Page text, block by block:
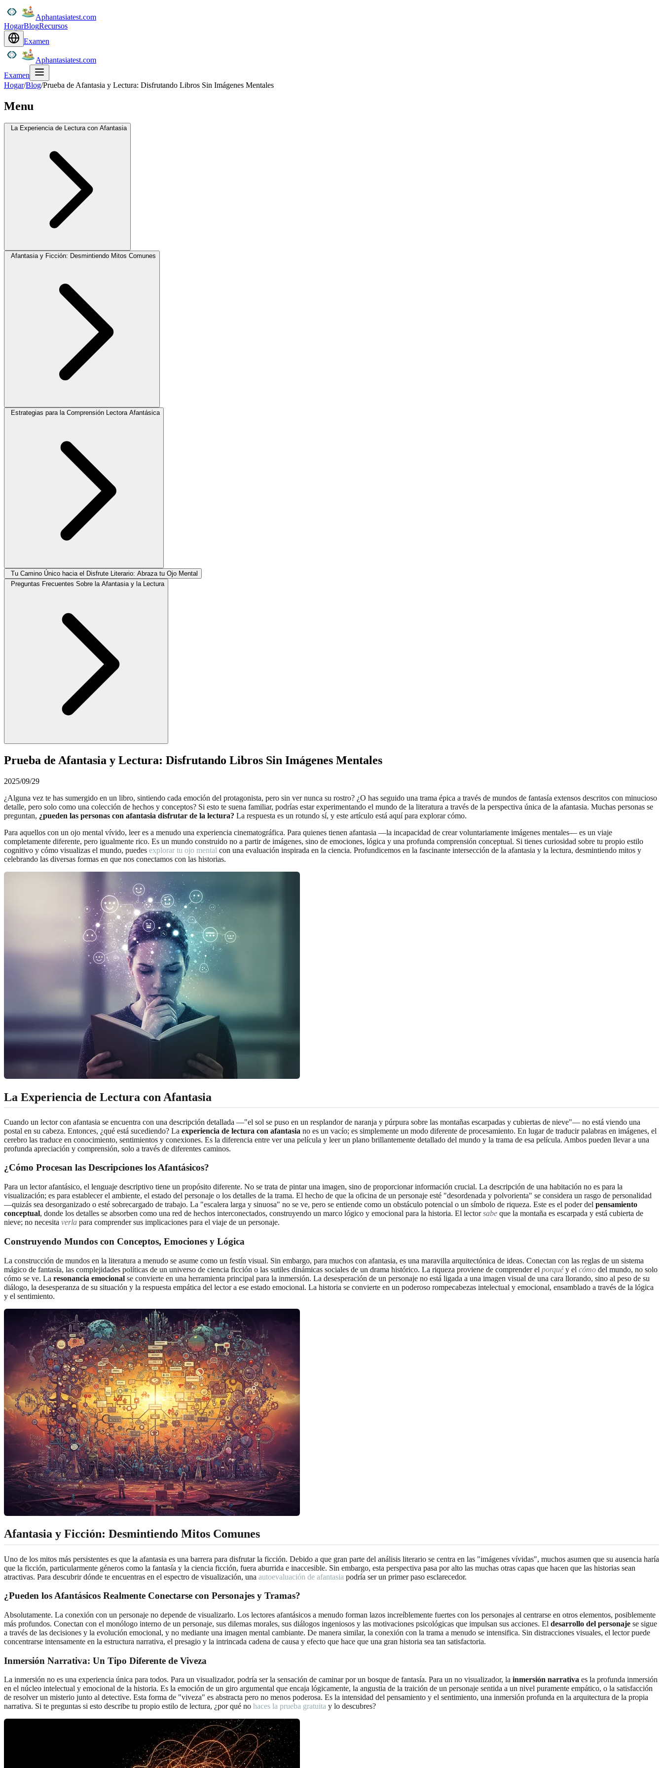
Aphantasiatest.com
HogarBlogRecursos
Examen
Aphantasiatest.com
Examen
Hogar/Blog/Prueba de Afantasia y Lectura: Disfrutando Libros Sin Imágenes Mentales
Menu
La Experiencia de Lectura con Afantasia
Afantasia y Ficción: Desmintiendo Mitos Comunes
Estrategias para la Comprensión Lectora Afantásica
Tu Camino Único hacia el Disfrute Literario: Abraza tu Ojo Mental
Preguntas Frecuentes Sobre la Afantasia y la Lectura
Prueba de Afantasia y Lectura: Disfrutando Libros Sin Imágenes Mentales
2025/09/29
¿Alguna vez te has sumergido en un libro, sintiendo cada emoción del protagonista, pero sin ver nunca su rostro? ¿O has seguido una trama épica a través de mundos de fantasía extensos descritos con minucioso
detalle, pero solo como una colección de hechos y conceptos? Si esto te suena familiar, podrías estar experimentando el mundo de la literatura a través de la perspectiva única de la afantasia. Muchas personas se
preguntan, ¿pueden las personas con afantasia disfrutar de la lectura? La respuesta es un rotundo sí, y este artículo está aquí para explorar cómo.
Para aquellos con un ojo mental vívido, leer es a menudo una experiencia cinematográfica. Para quienes tienen afantasia —la incapacidad de crear voluntariamente imágenes mentales— es un viaje
completamente diferente, pero igualmente rico. Es un mundo construido no a partir de imágenes, sino de emociones, lógica y una profunda comprensión conceptual. Si tienes curiosidad sobre tu propio estilo
cognitivo y cómo visualizas el mundo, puedes explorar tu ojo mental con una evaluación inspirada en la ciencia. Profundicemos en la fascinante intersección de la afantasia y la lectura, desmintiendo mitos y
celebrando las diversas formas en que nos conectamos con las historias.
La Experiencia de Lectura con Afantasia
Cuando un lector con afantasia se encuentra con una descripción detallada —"el sol se puso en un resplandor de naranja y púrpura sobre las montañas escarpadas y cubiertas de nieve"— no está viendo una
postal en su cabeza. Entonces, ¿qué está sucediendo? La experiencia de lectura con afantasia no es un vacío; es simplemente un modo diferente de procesamiento. En lugar de traducir palabras en imágenes, el
cerebro las traduce en conocimiento, sentimientos y conexiones. Es la diferencia entre ver una película y leer un plano brillantemente detallado del mundo y la trama de esa película. Ambos pueden llevar a una
profunda apreciación y comprensión, solo a través de diferentes caminos.
¿Cómo Procesan las Descripciones los Afantásicos?
Para un lector afantásico, el lenguaje descriptivo tiene un propósito diferente. No se trata de pintar una imagen, sino de proporcionar información crucial. La descripción de una habitación no es para la
visualización; es para establecer el ambiente, el estado del personaje o los detalles de la trama. El hecho de que la oficina de un personaje esté "desordenada y polvorienta" se considera un rasgo de personalidad
—quizás sea desorganizado o esté sobrecargado de trabajo. La "escalera larga y sinuosa" no se ve, pero se entiende como un obstáculo potencial o un símbolo de riqueza. Este es el poder del pensamiento
conceptual, donde los detalles se absorben como una red de hechos interconectados, construyendo un marco lógico y emocional para la historia. El lectorsabe que la montaña es escarpada y está cubierta de
nieve; no necesita verla para comprender sus implicaciones para el viaje de un personaje.
Construyendo Mundos con Conceptos, Emociones y Lógica
La construcción de mundos en la literatura a menudo se asume como un festín visual. Sin embargo, para muchos con afantasia, es una maravilla arquitectónica de ideas. Conectan con las reglas de un sistema
mágico de fantasía, las complejidades políticas de un universo de ciencia ficción o las sutiles dinámicas sociales de un drama histórico. La riqueza proviene de comprender el porquéy el cómo del mundo, no solo
cómo se ve. La resonancia emocional se convierte en una herramienta principal para la inmersión. La desesperación de un personaje no está ligada a una imagen visual de una cara llorando, sino al peso de su
diálogo, la desesperanza de su situación y la respuesta empática del lector a ese estado emocional. La historia se convierte en un poderoso rompecabezas intelectual y emocional, ensamblado a través de la lógica
y el sentimiento.
Afantasia y Ficción: Desmintiendo Mitos Comunes
Uno de los mitos más persistentes es que la afantasia es una barrera para disfrutar la ficción. Debido a que gran parte del análisis literario se centra en las "imágenes vívidas", muchos asumen que su ausencia haría
que la ficción, particularmente géneros como la fantasía y la ciencia ficción, fuera aburrida e inaccesible. Sin embargo, esta perspectiva pasa por alto las muchas otras capas que hacen que las historias sean
atractivas. Para descubrir dónde te encuentras en el espectro de visualización, una autoevaluación de afantasia podría ser un primer paso esclarecedor.
¿Pueden los Afantásicos Realmente Conectarse con Personajes y Tramas?
Absolutamente. La conexión con un personaje no depende de visualizarlo. Los lectores afantásicos a menudo forman lazos increíblemente fuertes con los personajes al centrarse en otros elementos, posiblemente
más profundos. Conectan con el monólogo interno de un personaje, sus dilemas morales, sus diálogos ingeniosos y las motivaciones psicológicas que impulsan sus acciones. El desarrollo del personaje se sigue
a través de las decisiones y la evolución emocional, y no mediante una imagen mental cambiante. De manera similar, la conexión con la trama a menudo se intensifica. Sin distracciones visuales, el lector puede
concentrarse intensamente en la estructura narrativa, el presagio y la intrincada cadena de causa y efecto que hace que una gran historia sea tan satisfactoria.
Inmersión Narrativa: Un Tipo Diferente de Viveza
La inmersión no es una experiencia única para todos. Para un visualizador, podría ser la sensación de caminar por un bosque de fantasía. Para un no visualizador, la inmersión narrativa es la profunda inmersión
en el núcleo intelectual y emocional de la historia. Es la emoción de un giro argumental que encaja lógicamente, la angustia de la traición de un personaje sentida a un nivel puramente empático, o la satisfacción
de resolver un misterio junto al detective. Esta forma de "viveza" es abstracta pero no menos poderosa. Es la intensidad del pensamiento y el sentimiento, una inmersión profunda en la arquitectura de la propia
narrativa. Si te preguntas si esto describe tu propio estilo de lectura, ¿por qué no haces la prueba gratuita y lo descubres?